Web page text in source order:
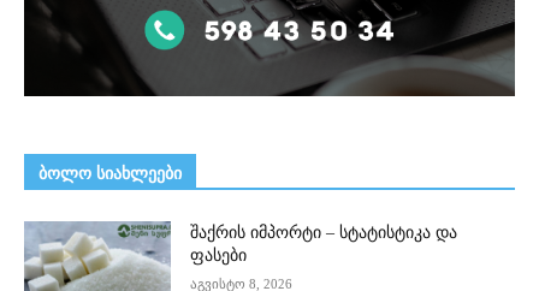
ᲑᲝᲚᲝ ᲡᲘᲐᲮᲚᲔᲔᲑᲘ
შაქრის იმპორტი – სტატისტიკა და
ფასები
აგვისტო 8, 2026